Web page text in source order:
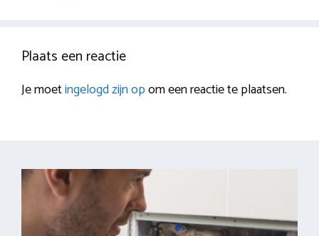
Plaats een reactie
Je moetingelogd zijn opom een reactie te plaatsen.